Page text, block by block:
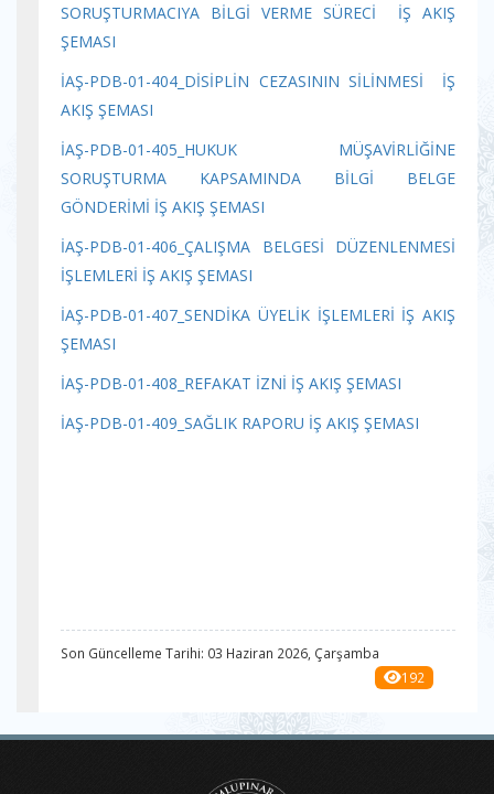
SORUŞTURMACIYA BİLGİ VERME SÜRECİ İŞ AKIŞ
ŞEMASI
İAŞ-PDB-01-404_DİSİPLİN CEZASININ SİLİNMESİ İŞ
AKIŞ ŞEMASI
İAŞ-PDB-01-405_HUKUK MÜŞAVİRLİĞİNE
SORUŞTURMA KAPSAMINDA BİLGİ BELGE
GÖNDERİMİ İŞ AKIŞ ŞEMASI
İAŞ-PDB-01-406_ÇALIŞMA BELGESİ DÜZENLENMESİ
İŞLEMLERİ İŞ AKIŞ ŞEMASI
İAŞ-PDB-01-407_SENDİKA ÜYELİK İŞLEMLERİ İŞ AKIŞ
ŞEMASI
İAŞ-PDB-01-408_REFAKAT İZNİ İŞ AKIŞ ŞEMASI
İAŞ-PDB-01-409_SAĞLIK RAPORU İŞ AKIŞ ŞEMASI
Son Güncelleme Tarihi: 03 Haziran 2026, Çarşamba
192